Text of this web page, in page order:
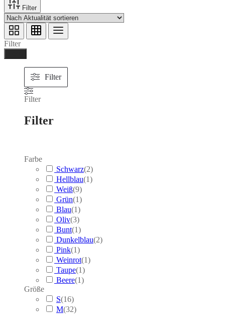
Filter
Filter
Filter
Filter
Filter
Farbe
Schwarz(2)
Hellblau(1)
Weiß(9)
Grün(1)
Blau(1)
Oliv(3)
Bunt(1)
Dunkelblau(2)
Pink(1)
Weinrot(1)
Taupe(1)
Beere(1)
Größe
S(16)
M(32)